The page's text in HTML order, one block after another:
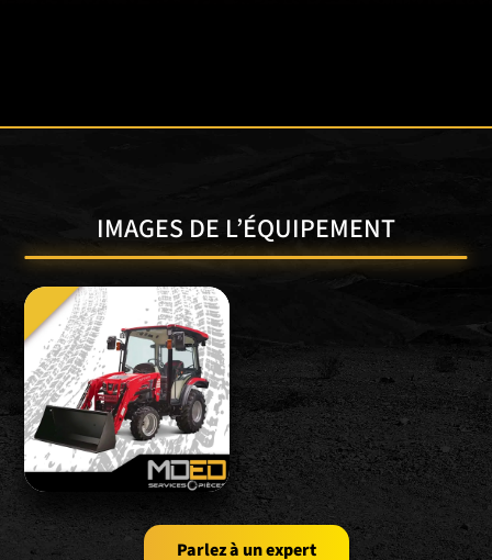
IMAGES DE L’ÉQUIPEMENT
Parlez à un expert